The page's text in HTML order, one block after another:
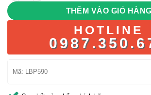
THÊM VÀO GIỎ HÀNG
HOTLINE
Mã: LBP590